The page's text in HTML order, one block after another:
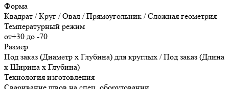
Форма
Квадрат / Круг / Овал / Прямоугольник / Сложная геометрия
Температурный режим
от+30 до -70
Размер
Под заказ (Диаметр х Глубина) для круглых / Под заказ (Длина
х Ширина х Глубина)
Технология изготовления